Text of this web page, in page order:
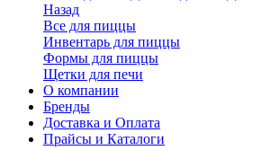
Назад
Все для пиццы
Инвентарь для пиццы
Формы для пиццы
Щетки для печи
О компании
Бренды
Доставка и Оплата
Прайсы и Каталоги